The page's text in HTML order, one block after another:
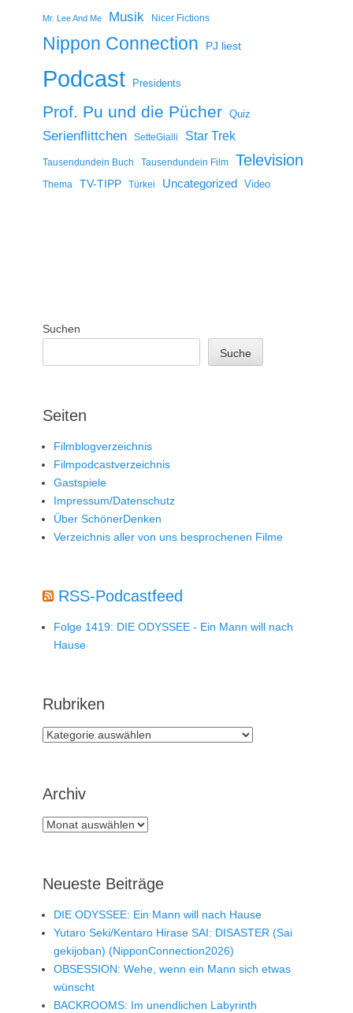
Mr. Lee And Me Musik Nicer Fictions
Nippon Connection PJ liest
Podcast Presidents
Prof. Pu und die Pücher Quiz
Serienflittchen SetteGialli Star Trek
Tausendundein Buch Tausendundein Film Television
Thema TV-TIPP Türkei Uncategorized Video
Suchen
Suche
Seiten
Filmblogverzeichnis
Filmpodcastverzeichnis
Gastspiele
Impressum/Datenschutz
Über SchönerDenken
Verzeichnis aller von uns besprochenen Filme
RSS-Podcastfeed
Folge 1419: DIE ODYSSEE - Ein Mann will nach
Hause
Rubriken
Rubriken
Archiv
Archiv
Neueste Beiträge
DIE ODYSSEE: Ein Mann will nach Hause
Yutaro Seki/Kentaro Hirase SAI: DISASTER (Sai
gekijoban) (NipponConnection2026)
OBSESSION: Wehe, wenn ein Mann sich etwas
wünscht
BACKROOMS: Im unendlichen Labyrinth